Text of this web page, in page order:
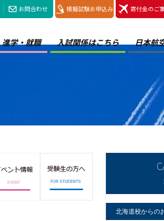
お問合わせ 模擬試験お申込み 寄付金のご
進学・就職 入試関係はこちら 日本航
北海道校からの